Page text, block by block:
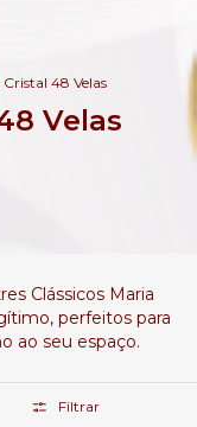
Cristal 48 Velas
Velas
Clássicos Maria
perfeitos para
ao seu espaço.
Filtrar